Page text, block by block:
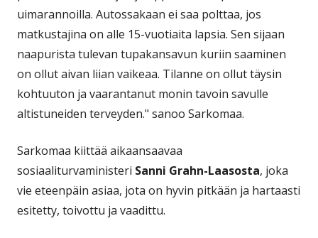
uimarannoilla. Autossakaan ei saa polttaa, jos
matkustajina on alle 15-vuotiaita lapsia. Sen sijaan
naapurista tulevan tupakansavun kuriin saaminen
on ollut aivan liian vaikeaa. Tilanne on ollut täysin
kohtuuton ja vaarantanut monin tavoin savulle
altistuneiden terveyden." sanoo Sarkomaa.
Sarkomaa kiittää aikaansaavaa
sosiaaliturvaministeri Sanni Grahn-Laasosta, joka
vie eteenpäin asiaa, jota on hyvin pitkään ja hartaasti
esitetty, toivottu ja vaadittu.